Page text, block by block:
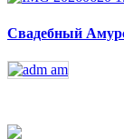
Свадебный